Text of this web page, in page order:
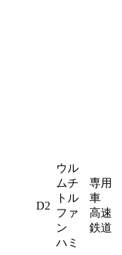
D2
ウル
ムチ
トル
ファ
ン
ハミ
専用
車
高速
鉄道